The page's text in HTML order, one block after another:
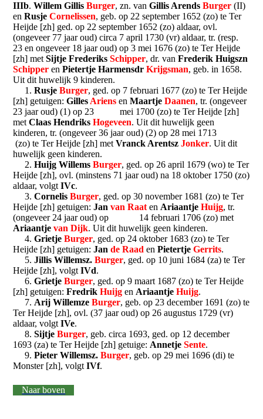
IIIb.Willem GillisBurger, zn. vanGillis ArendsBurger (II)
enRusjeCornelissen, geb. op 22 september 1652 (zo) te Ter
Heijde [zh] ged. op 22 september 1652 (zo) aldaar, ovl.
(ongeveer 77 jaar oud) circa 7 april 1730 (vr) aldaar, tr. (resp.
23 en ongeveer 18 jaar oud) op 3 mei 1676 (zo) te Ter Heijde
[zh] metSijtje FrederiksSchipper, dr. vanFrederik Huigszn
Schipper enPietertje HarmensdrKrijgsman, geb. in 1658.
Uit dit huwelijk 9 kinderen.
1.RusjeBurger, ged. op 7 februari 1677 (zo) te Ter Heijde
[zh] getuigen:Gilles Ariens enMaartjeDaanen, tr. (ongeveer
23 jaar oud) (1) op 23 mei 1700 (zo) te Ter Heijde [zh]
metClaas HendriksHogeveen. Uit dit huwelijk geen
kinderen, tr. (ongeveer 36 jaar oud) (2) op 28 mei 1713
(zo) te Ter Heijde [zh] metVranck ArentszJonker. Uit dit
huwelijk geen kinderen.
2.Huijg WillemsBurger, ged. op 26 april 1679 (wo) te Ter
Heijde [zh], ovl. (minstens 71 jaar oud) na 18 oktober 1750 (zo)
aldaar, volgtIVc.
3.CornelisBurger, ged. op 30 november 1681 (zo) te Ter
Heijde [zh] getuigen:Janvan Raat en AriaantjeHuijg, tr.
(ongeveer 24 jaar oud) op 14 februari 1706 (zo) met
Ariaantjevan Dijk. Uit dit huwelijk geen kinderen.
4.GrietjeBurger, ged. op 24 oktober 1683 (zo) te Ter
Heijde [zh] getuigen:Jande Raad enPietertjeGerrits.
5.Jillis Willemsz.Burger, ged. op 10 juni 1684 (za) te Ter
Heijde [zh], volgtIVd.
6.GrietjeBurger, ged. op 9 maart 1687 (zo) te Ter Heijde
[zh] getuigen:FredrikHuijg en AriaantjeHuijg.
7. Arij WillemzeBurger, geb. op 23 december 1691 (zo) te
Ter Heijde [zh], ovl. (37 jaar oud) op 26 augustus 1729 (vr)
aldaar, volgtIVe.
8.SijtjeBurger, geb. circa 1693, ged. op 12 december
1693 (za) te Ter Heijde [zh] getuige: AnnetjeSente.
9.Pieter Willemsz.Burger, geb. op 29 mei 1696 (di) te
Monster [zh], volgtIVf.
Naar boven